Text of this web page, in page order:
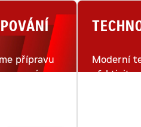
přípravu
pomocí
Moderní
efektivitu